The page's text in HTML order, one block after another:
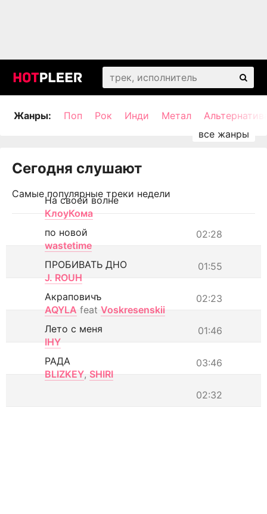
Жанры: Поп Рок Инди Метал
Сегодня слушают
Самые популярные треки недели
На своей волне
КлоуКома
02:28
по новой
wastetime
01:55
ПРОБИВАТЬ ДНО
J. ROUH
02:23
Акраповичъ
AQYLA feat Voskresenskii
01:46
Лето с меня
IHY
03:46
РАДА
BLIZKEY, SHIRI
02:32